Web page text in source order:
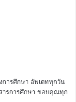
การศึกษา อัพเดททุกวัน
ารการศึกษา ขอบคุณทุก